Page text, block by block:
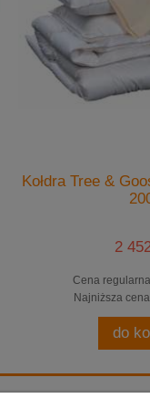
Kołdra Tree &
2
Cena
Najniższa
do